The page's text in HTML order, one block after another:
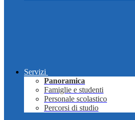
Servizi
Panoramica
Famiglie e studenti
Personale scolastico
Percorsi di studio